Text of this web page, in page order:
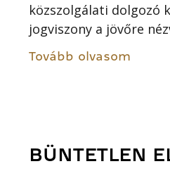
közszolgálati dolgozó
jogviszony a jövőre
Tovább olvasom
BÜNTETLEN